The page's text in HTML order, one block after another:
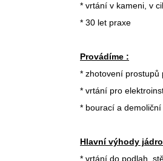
* vrtání v kameni, v
* 30 let praxe
Provádíme :
* zhotovení prostupů
* vrtání pro
* bourací a demoliční
Hlavní výhody
* vrtání do podlah,